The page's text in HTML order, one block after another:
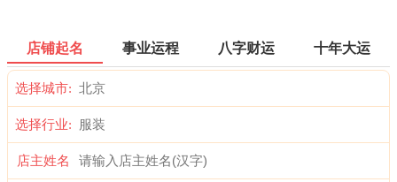
店铺起名 事业运程 八字财运 十年大运
选择城市:
选择行业:
店主姓名